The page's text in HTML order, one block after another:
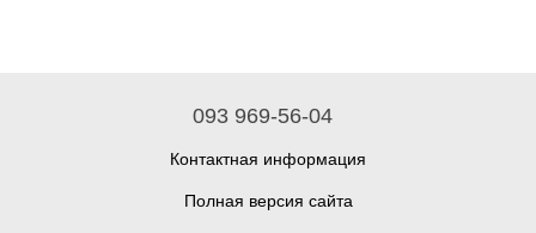
093 969-56-04
Контактная информация
Полная версия сайта